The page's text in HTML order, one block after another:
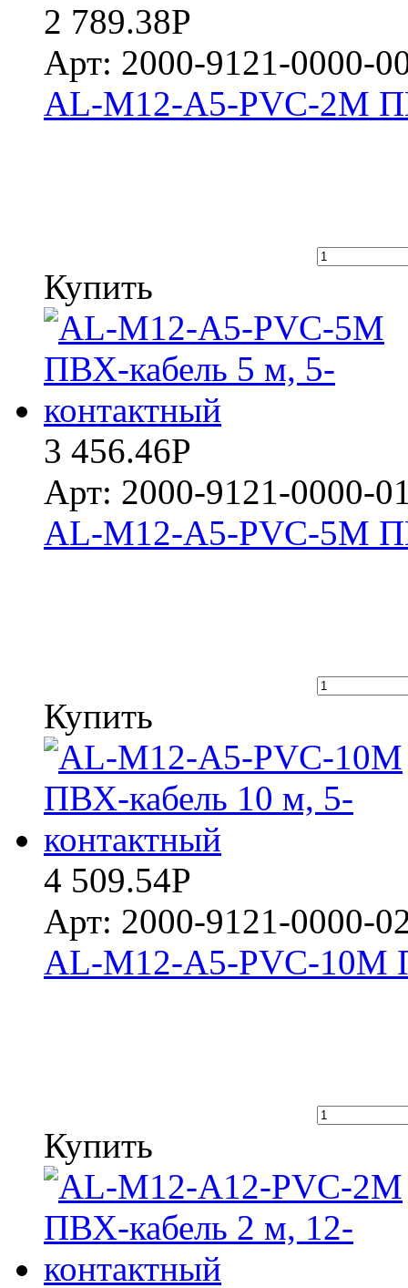
2 789.38Р
Арт: 2000-9121-0000-
AL-M12-A5-PVC-2M
Купить
3 456.46Р
Арт: 2000-9121-0000-
AL-M12-A5-PVC-5M
Купить
4 509.54Р
Арт: 2000-9121-0000-
AL-M12-A5-PVC-10M
Купить